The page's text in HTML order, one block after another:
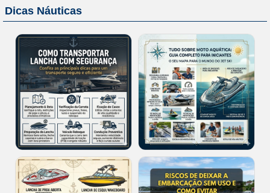
Dicas Náuticas